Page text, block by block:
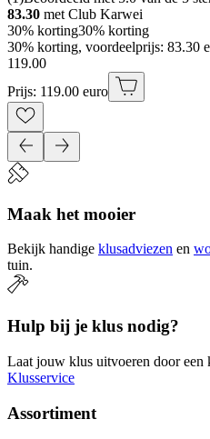
83.30 met Club Karwei
30% korting30% korting
30% korting, voordeelprijs: 83.30
119.00
Prijs: 119.00 euro
Maak het mooier
Bekijk handige klusadviezen en
tuin.
Hulp bij je klus nodig?
Laat jouw klus uitvoeren door een
Klusservice
Assortiment